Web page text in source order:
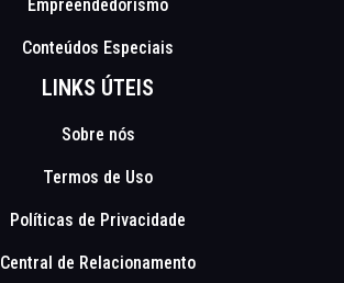
Empreendedorismo
Conteúdos Especiais
LINKS ÚTEIS
Sobre nós
Termos de Uso
Políticas de Privacidade
Central de Relacionamento